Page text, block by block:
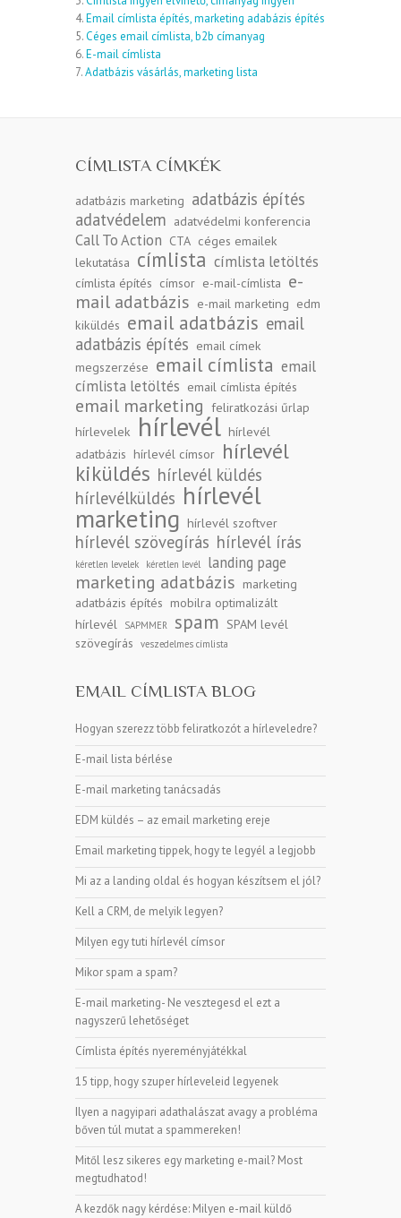
4.Email címlista építés, marketing adabázis építés
5.Céges email címlista, b2b címanyag
6.E-mail címlista
7.Adatbázis vásárlás, marketing lista
CÍMLISTA CÍMKÉK
adatbázis marketing adatbázis építés
adatvédelem adatvédelmi konferencia
Call To Action CTA céges emailek
lekutatása címlista címlista letöltés
címlista építés címsor e-mail-címlista e-
mail adatbázis e-mail marketing edm
kiküldés email adatbázis email
adatbázis építés email címek
megszerzése email címlista email
címlista letöltés email címlista építés
email marketing feliratkozási űrlap
hírlevelek
hírlevél hírlevél
adatbázis hírlevél címsor hírlevél
kiküldés hírlevél küldés
hírlevélküldés hírlevél
marketing hírlevél szoftver
hírlevél szövegírás hírlevél írás
kéretlen levelek kéretlen levél landing page
marketing adatbázis marketing
adatbázis építés mobilra optimalizált
hírlevél
SAPMMER spam SPAM levél
szövegírás
veszedelmes címlista
EMAIL CÍMLISTA BLOG
Hogyan szerezz több feliratkozót a hírleveledre?
E-mail lista bérlése
E-mail marketing tanácsadás
EDM küldés – az email marketing ereje
Email marketing tippek, hogy te legyél a legjobb
Mi az a landing oldal és hogyan készítsem el jól?
Kell a CRM, de melyik legyen?
Milyen egy tuti hírlevél címsor
Mikor spam a spam?
E-mail marketing- Ne vesztegesd el ezt a
nagyszerű lehetőséget
Címlista építés nyereményjátékkal
15 tipp, hogy szuper hírleveleid legyenek
Ilyen a nagyipari adathalászat avagy a probléma
bőven túl mutat a spammereken!
Mitől lesz sikeres egy marketing e-mail? Most
megtudhatod!
A kezdők nagy kérdése: Milyen e-mail küldő